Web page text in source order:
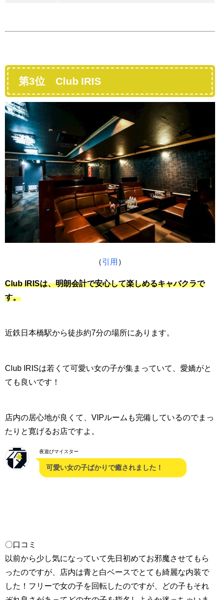
第3位 Club IRIS
（引用 ）
Club IRISは、明朗会計で安心して楽しめるキャバクラで
す。
近鉄日本橋駅から徒歩約7分の場所にあります。
Club IRISは若くて可愛い女の子が集まっていて、愛嬌がと
ても良いです！
店内の居心地が良くて、VIPルームも完備しているのでまっ
たりと寛げるお店ですよ。
夜遊びマイスター
可愛い女の子ばかりで癒されました！
〇口コミ
以前から少し気になっていて先日初めてお邪魔させてもら
ったのですが、店内は青と白ベースでとても綺麗な内装で
した！フリーで女の子を回転したのですが、どの子もそれ